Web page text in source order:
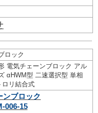
ロック
電気チェーンブロック アル
αHWM型 二速選択型 単相
ロリ結合式
ンブロック
006-15